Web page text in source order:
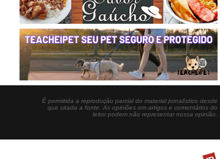
É permitida a reprodução parcial do material jornalístico desde
que citada a fonte. As opiniões em artigos e comentários do
leitor podem não representar nossa opinião.